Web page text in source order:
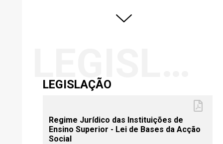
LEGISLAÇÃO
Regime Jurídico das Instituições de
Ensino Superior - Lei de Bases da Acção
Social